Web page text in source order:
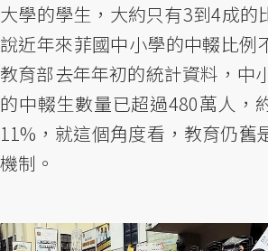
大學的學生，大約只有3到4成的
說近年來菲國中小學的中輟比
教育部去年年初的統計資料，中
的中輟生數量已超過480萬人，
11%，就這個角度看，教育仍舊
機制。